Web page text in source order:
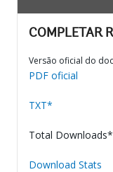
COMPLETAR
Versão oficial do
PDF oficial
TXT*
Total
Download Stats